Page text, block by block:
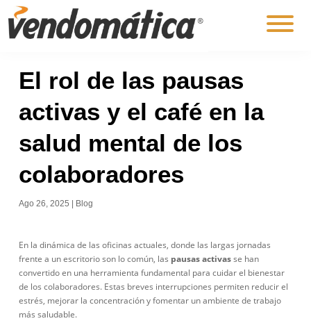
El rol de las pausas
activas y el café en la
salud mental de los
colaboradores
Ago 26, 2025 Blog
En la dinámica de las oficinas actuales, donde las largas jornadas
frente a un escritorio son lo común, las pausas activasse han
convertido en una herramienta fundamental para cuidar el bienestar
de los colaboradores. Estas breves interrupciones permiten reducir el
estrés, mejorar la concentración y fomentar un ambiente de trabajo
más saludable.